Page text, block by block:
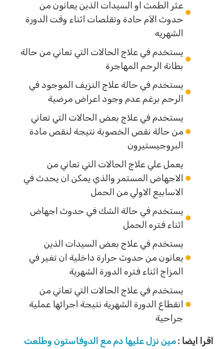
عثر الطمث او السيدات الذين يعانون من
حدوث الآم حادة وتقلصات اثناء وقت الدورة
الشهريه
يستخدم في علاج الحالات التي تعاني من حالة
بطانة الرحم المهاجرة
يستخدم في حالة علاج النزيف الموجود في
الرحم برغم عدم وجود اعراض مرضية
يستخدم في علاج بعض الحالات التي تعاني
من حالة نقص الخصوبة نتيجة لنقص مادة
البروجيستيرون
يعمل علي علاج الحالات التي تعاني من
الاجهاض المستمر والذي يمكن ان يحدث في
الاسابيع الاولي من الحمل
يستخدم في حالة الشك في حدوث اجهاض
اثناء فتره الحمل
يستخدم في علاج بعض السيدات الذين
يعانون من حدوث حرارة داخلية ان تغير في
المزاج اثناء فتره الدورة الشهرية
يستخدم في علاج الحالات التي تعاني من
انقطاع الدورة الشهرية نتيجة اجرائها عملية
جراحية
اقرا ايضا :مين نزل عليها دم مع الدوفاستون وطلعت